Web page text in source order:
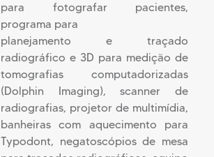
para fotografar pacientes,
programa para
planejamento e traçado
radiográfico e 3D para medição de
tomografias computadorizadas
(Dolphin Imaging), scanner de
radiografias, projetor de multimídia,
banheiras com aquecimento para
Typodont, negatoscópios de mesa